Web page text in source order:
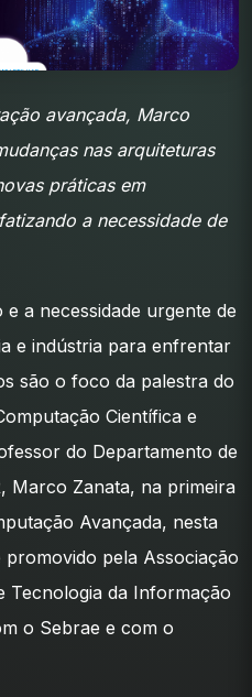
avançada, Marco
nas arquiteturas
práticas em
a necessidade de
a necessidade urgente de
e indústria para enfrentar
são o foco da palestra do
Científica e
do Departamento de
Marco Zanata, na primeira
Avançada, nesta
pela Associação
Tecnologia da Informação
o Sebrae e com o